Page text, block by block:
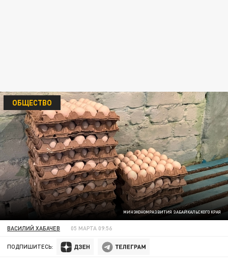
МИНЭКОНОМРАЗВИТИЯ ЗАБАЙКАЛЬСКОГО КРАЯ
ОБЩЕСТВО
ВАСИЛИЙ ХАБАЧЕВ 05 МАРТА 09:56
ПОДПИШИТЕСЬ: